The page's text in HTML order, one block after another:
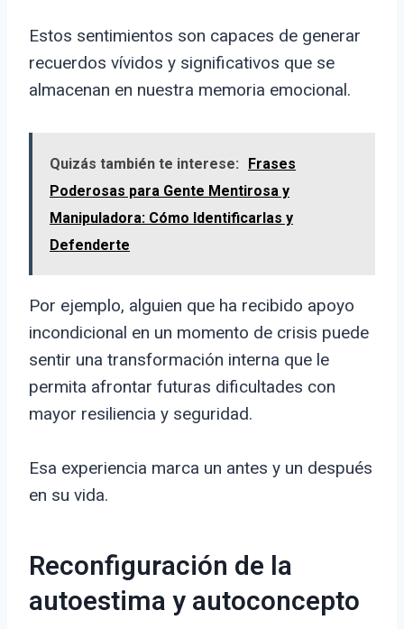
Estos sentimientos son capaces de generar
recuerdos vívidos y significativos que se
almacenan en nuestra memoria emocional.
Quizás también te interese:
Frases
Poderosas para Gente Mentirosa y
Manipuladora: Cómo Identificarlas y
Defenderte
Por ejemplo, alguien que ha recibido apoyo
incondicional en un momento de crisis puede
sentir una transformación interna que le
permita afrontar futuras dificultades con
mayor resiliencia y seguridad.
Esa experiencia marca un antes y un después
en su vida.
Reconfiguración de la
autoestima y autoconcepto